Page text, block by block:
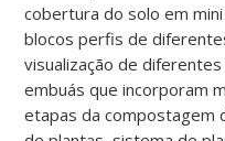
cobertura do solo em
blocos perfis de
visualização de
embuás que incorporam
etapas da compostagem